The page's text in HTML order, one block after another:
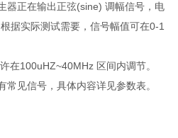
器正在输出正弦(sine) 调幅信号，电
据实际测试需要，信号幅值可在0-1
在100uHZ~40MHz 区间内调节。
见信号，具体内容详见参数表。